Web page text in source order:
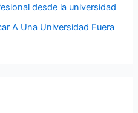
desde la universidad
A Una Universidad Fuera